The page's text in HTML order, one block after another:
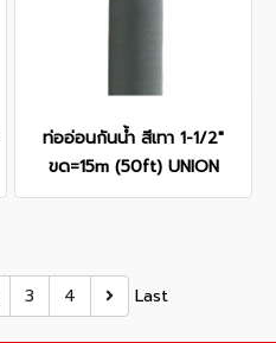
ท่ออ่อนกันน้ำ สีเทา 1-1/2"
ขด=15m (50ft) UNION
3 4 Last